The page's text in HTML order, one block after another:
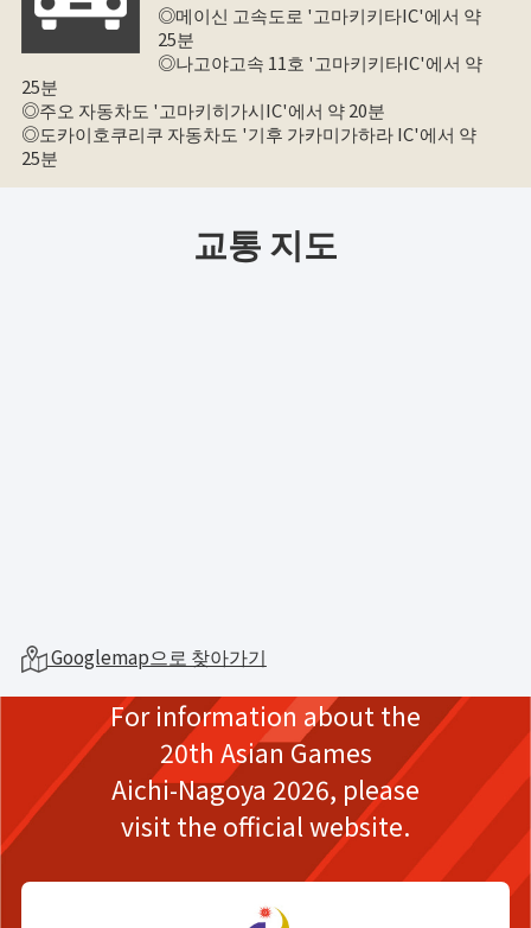
◎메이신 고속도로 '고마키키타IC'에서 약
25분
◎나고야고속 11호 '고마키키타IC'에서 약
25분
◎주오 자동차도 '고마키히가시IC'에서 약 20분
◎도카이호쿠리쿠 자동차도 '기후 가카미가하라 IC'에서 약
25분
교통 지도
Googlemap으로 찾아가기
For information about the
20th Asian Games
Aichi-Nagoya 2026, please
visit the official website.